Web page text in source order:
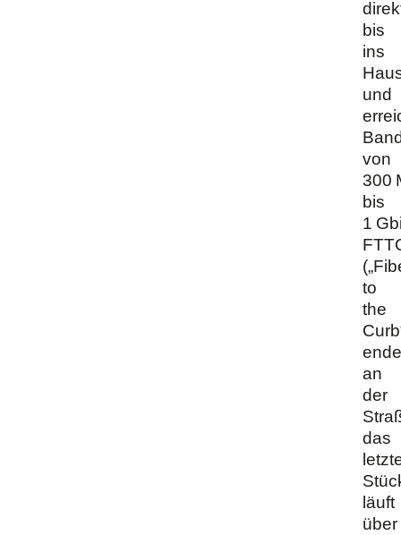
bis
ins
und
von
300
bis
1
to
the
an
der
das
läuft
über